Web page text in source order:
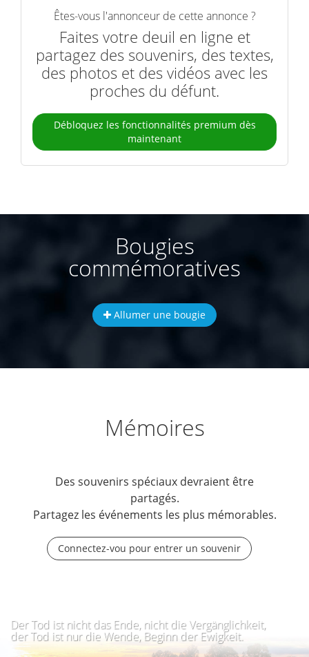
Êtes-vous l'annonceur de cette annonce ?
Faites votre deuil en ligne et
partagez des souvenirs, des textes,
des photos et des vidéos avec les
proches du défunt.
Débloquez les fonctionnalités premium dès
maintenant
Bougies
commémoratives
Allumer une bougie
Mémoires
Des souvenirs spéciaux devraient être
partagés.
Partagez les événements les plus mémorables.
Connectez-vou pour entrer un souvenir
Der Tod ist nicht das Ende, nicht die Vergänglichkeit,
der Tod ist nur die Wende, Beginn der Ewigkeit.